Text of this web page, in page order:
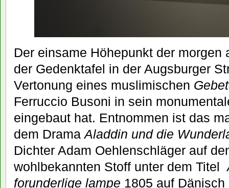
Der einsame Höhepunkt der morgen
der Gedenktafel in der Augsburger
Vertonung eines muslimischen
Ferruccio Busoni in sein
eingebaut hat. Entnommen ist das
dem DramaAladdin und die
Dichter Adam Oehlenschläger auf
wohlbekannten Stoff unter dem Titel
forunderlige lampe 1805 auf